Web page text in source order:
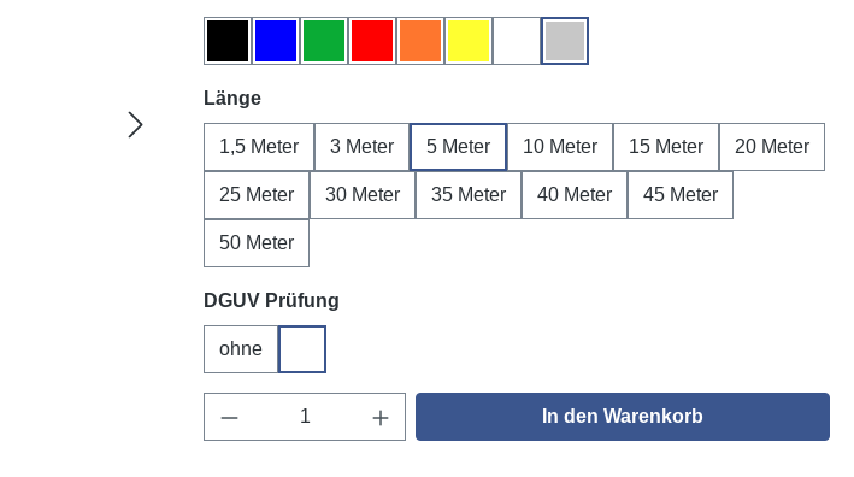
Längeauswählen
1,5 Meter 3 Meter 5 Meter 10 Meter 15 Meter 20 Meter
25 Meter 30 Meter 35 Meter 40 Meter 45 Meter
50 Meter
DGUV Prüfung
ohne
Produkt Anzahl: Gib den gewünschten Wert ein
In den Warenkorb